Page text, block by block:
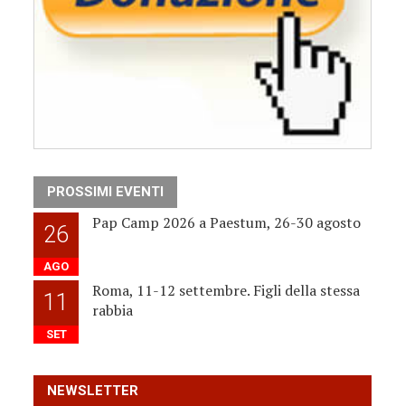
PROSSIMI EVENTI
26
AGO
Pap Camp 2026 a Paestum, 26-30 agosto
11
SET
Roma, 11-12 settembre. Figli della stessa
rabbia
NEWSLETTER